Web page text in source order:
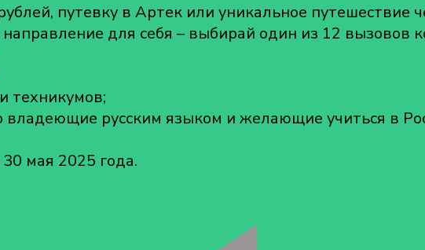
путевку в Артек или уникальное путешествие
для себя – выбирай один из 12 вызовов
техникумов;
русским языком и желающие учиться в
мая 2025 года.